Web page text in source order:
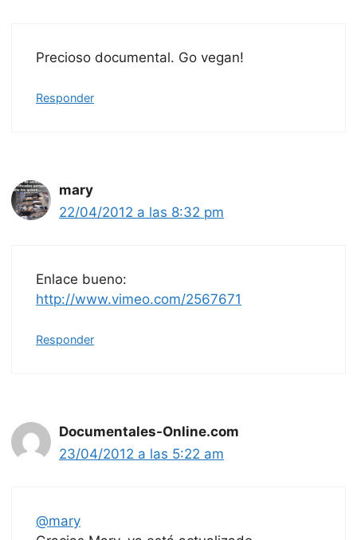
Precioso documental. Go vegan!
Responder
mary
22/04/2012 a las 8:32 pm
Enlace bueno:
http://www.vimeo.com/2567671
Responder
Documentales-Online.com
23/04/2012 a las 5:22 am
@mary